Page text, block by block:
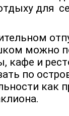
для
можно
кафе и
по
как